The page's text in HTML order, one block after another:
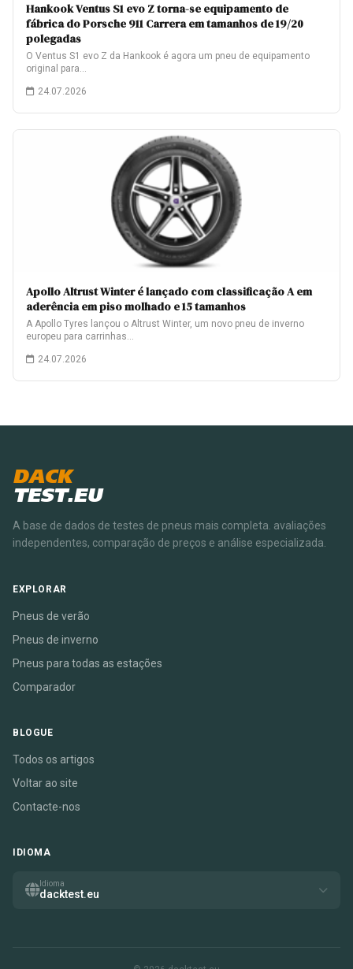
Hankook Ventus S1 evo Z torna-se equipamento de
fábrica do Porsche 911 Carrera em tamanhos de 19/20
polegadas
O Ventus S1 evo Z da Hankook é agora um pneu de equipamento
original para…
24.07.2026
Apollo Altrust Winter é lançado com classificação A em
aderência em piso molhado e 15 tamanhos
A Apollo Tyres lançou o Altrust Winter, um novo pneu de inverno
europeu para carrinhas…
24.07.2026
DACK
TEST.EU
A base de dados de testes de pneus mais completa. avaliações
independentes, comparação de preços e análise especializada.
EXPLORAR
Pneus de verão
Pneus de inverno
Pneus para todas as estações
Comparador
BLOGUE
Todos os artigos
Voltar ao site
Contacte-nos
IDIOMA
Idioma
dacktest.eu